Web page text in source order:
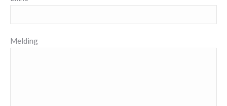
Melding